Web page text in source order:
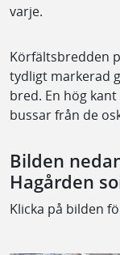
varje.
Körfältsbredden
tydligt markerad
bred. En hög
bussar från de
Bilden
Hagården
Klicka på bilden